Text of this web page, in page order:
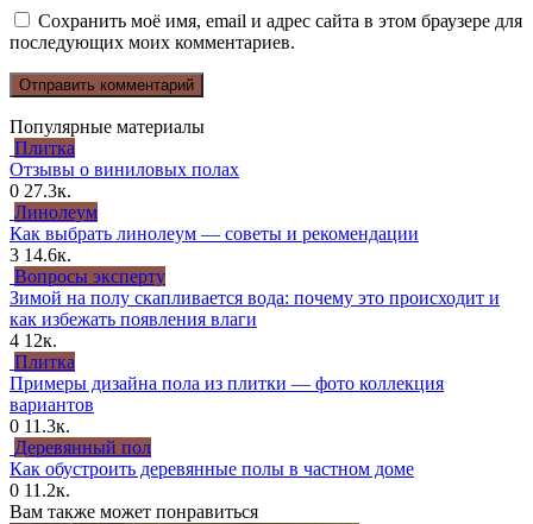
Сохранить моё имя, email и адрес сайта в этом браузере для
последующих моих комментариев.
Популярные материалы
Плитка
Отзывы о виниловых полах
0 27.3к.
Линолеум
Как выбрать линолеум — советы и рекомендации
3 14.6к.
Вопросы эксперту
Зимой на полу скапливается вода: почему это происходит и
как избежать появления влаги
4 12к.
Плитка
Примеры дизайна пола из плитки — фото коллекция
вариантов
0 11.3к.
Деревянный пол
Как обустроить деревянные полы в частном доме
0 11.2к.
Вам также может понравиться